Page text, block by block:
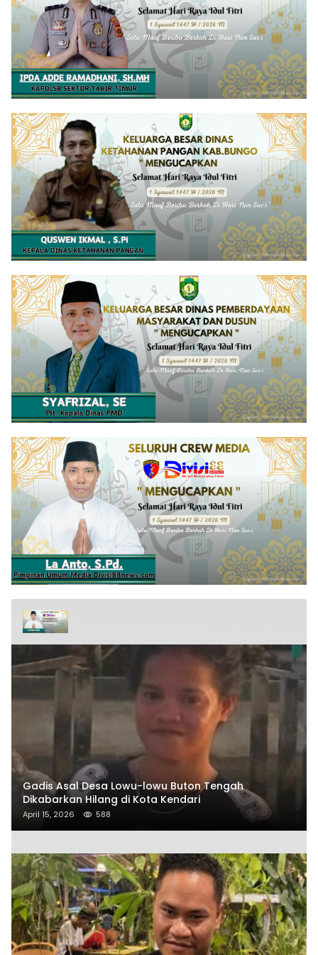
Gadis Asal Desa Lowu-lowu Buton Tengah
Dikabarkan Hilang di Kota Kendari
April 15, 2026 588